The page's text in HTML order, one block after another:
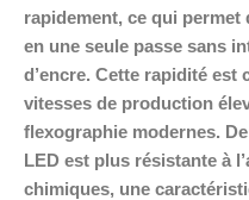
rapidement, ce qui
en une seule passe sans
d’encre. Cette rapidité
vitesses de production
flexographie modernes.
LED est plus résistante à
chimiques, une